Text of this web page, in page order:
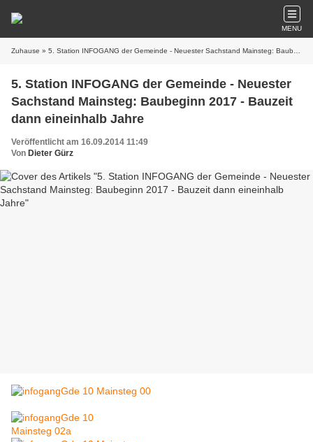
MENU
Zuhause » 5. Station INFOGANG der Gemeinde - Neuester Sachstand Mainsteg: Baubeginn 2017 - Bauzeit dann eineinhalb Jahre
5. Station INFOGANG der Gemeinde - Neuester
Sachstand Mainsteg: Baubeginn 2017 - Bauzeit
dann eineinhalb Jahre
Veröffentlicht am 16.09.2014 11:49
Von Dieter Gürz